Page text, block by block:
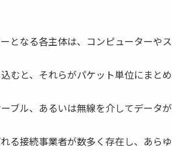
となる各主体は、コンピューターやス
むと、それらがパケット単位にまとめ
ブル、あるいは無線を介してデータが
る接続事業者が数多く存在し、あらゆ